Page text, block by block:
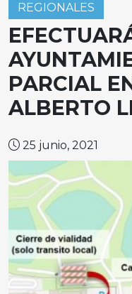
REGIONALES
PARCIAL
ALBERTO
25 junio, 2021